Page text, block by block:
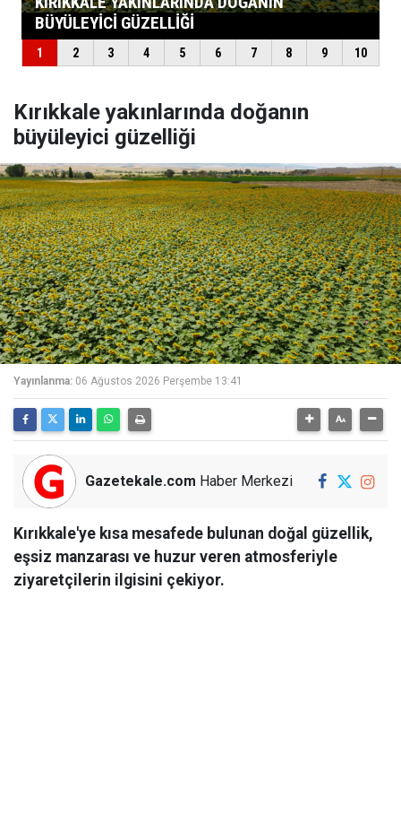
Kırıkkale yakınlarında doğanın
büyüleyici güzelliği
Yayınlanma: 06 Ağustos 2026 Perşembe 13:41
Gazetekale.com Haber Merkezi
Kırıkkale'ye kısa mesafede bulunan doğal güzellik,
eşsiz manzarası ve huzur veren atmosferiyle
ziyaretçilerin ilgisini çekiyor.